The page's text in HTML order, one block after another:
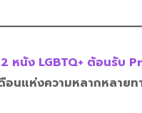
หนัง LGBTQ+ ต้อนรับ
อนแห่งความหลากหลายท